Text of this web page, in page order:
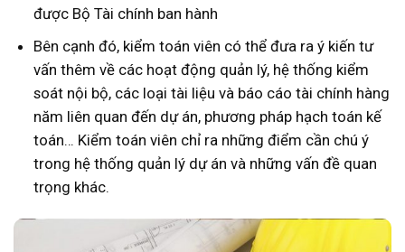
được Bộ Tài chính ban hành
Bên cạnh đó, kiểm toán viên có thể đưa ra ý kiến tư
vấn thêm về các hoạt động quản lý, hệ thống kiểm
soát nội bộ, các loại tài liệu và báo cáo tài chính hàng
năm liên quan đến dự án, phương pháp hạch toán kế
toán… Kiểm toán viên chỉ ra những điểm cần chú ý
trong hệ thống quản lý dự án và những vấn đề quan
trọng khác.